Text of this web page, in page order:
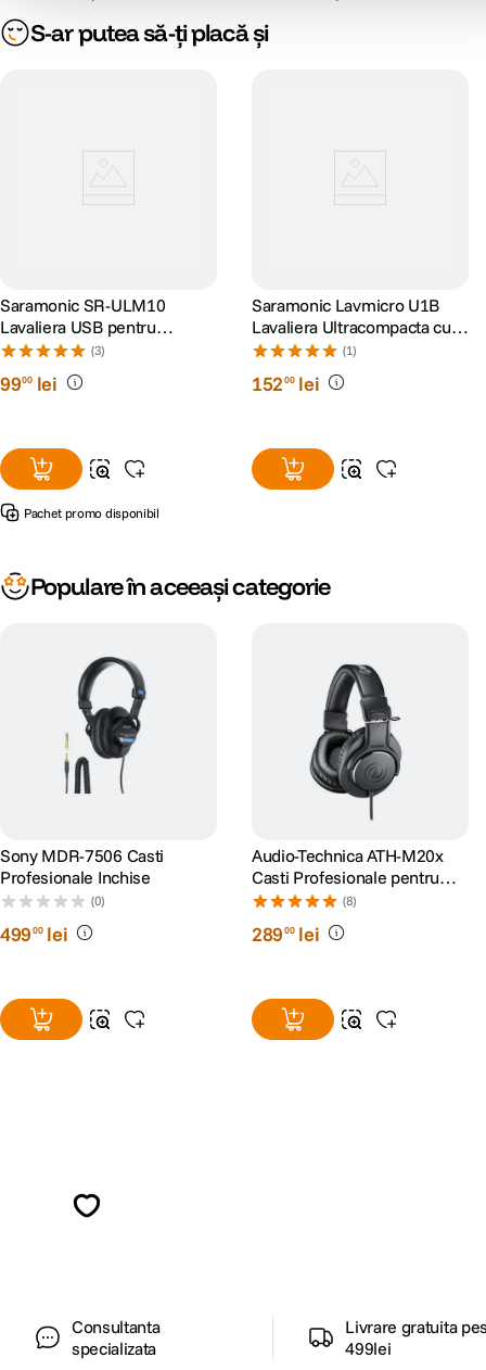
S-ar putea să-ți placă și
Saramonic SR-ULM10
Lavaliera USB pentru
PC/Mac
(3)
9900 lei
Pachet promo disponibil
Saramonic Lavmicro U1B
Lavaliera Ultracompacta cu
Cablu Lightning
(1)
15200 lei
Populare în aceeași categorie
Sony MDR-7506 Casti
Profesionale Inchise
(0)
49900 lei
Audio-Technica ATH-M20x
Casti Profesionale pentru
Studio
(8)
28900 lei
Consultanta
specializata
Livrare gratuita
499lei